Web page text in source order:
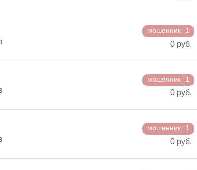
мошенник 1
0 руб.
мошенник 1
0 руб.
мошенник 1
0 руб.